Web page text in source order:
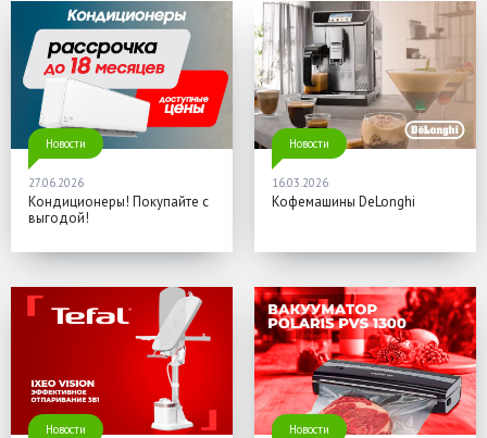
Новости
27.06.2026
Кондиционеры! Покупайте с
выгодой!
Новости
16.03.2026
Кофемашины DeLonghi
Новости Новости